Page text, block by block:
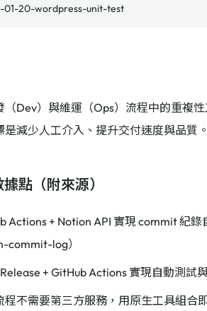
01-20-wordpress-unit-test
（Dev）與維運（Ops）流程中的重複
是減少人工介入、提升交付速度與品質。
點（附來源）
Actions + Notion API 實現 commit 紀
commit-log）
+ GitHub Actions 實現自動測試
程不需要第三方服務，用原生工具組